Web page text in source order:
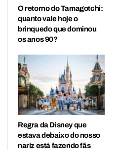
O retorno do Tamagotchi:
quanto vale hoje o
brinquedo que dominou
os anos 90?
Regra da Disney que
estava debaixo do nosso
nariz está fazendo fãs